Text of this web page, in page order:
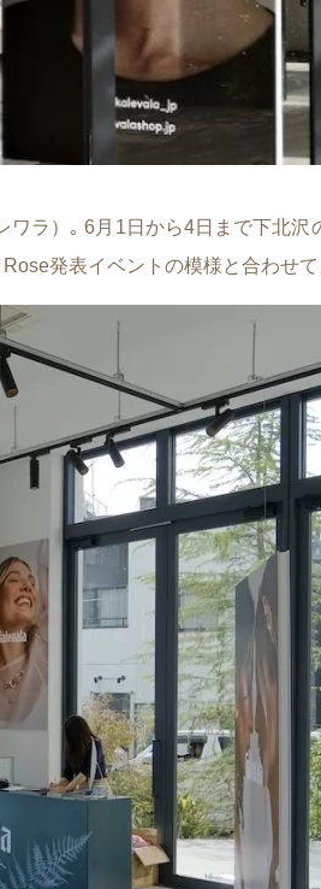
ラ）｡ 6月1日から4日まで下北沢
発表イベントの模様と合わせ